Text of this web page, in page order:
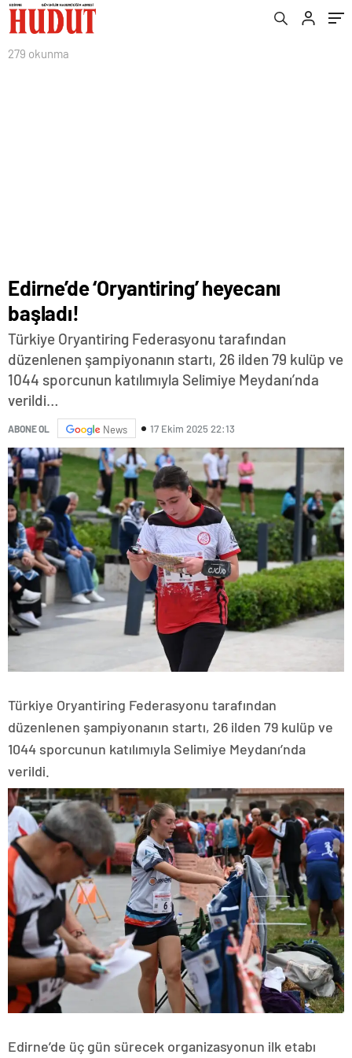
279 okunma
Edirne’de ‘Oryantiring’ heyecanı
başladı!
Türkiye Oryantiring Federasyonu tarafından
düzenlenen şampiyonanın startı, 26 ilden 79 kulüp ve
1044 sporcunun katılımıyla Selimiye Meydanı’nda
verildi…
ABONE OL News 17 Ekim 2025 22:13
Türkiye Oryantiring Federasyonu tarafından
düzenlenen şampiyonanın startı, 26 ilden 79 kulüp ve
1044 sporcunun katılımıyla Selimiye Meydanı’nda
verildi.
Edirne’de üç gün sürecek organizasyonun ilk etabı